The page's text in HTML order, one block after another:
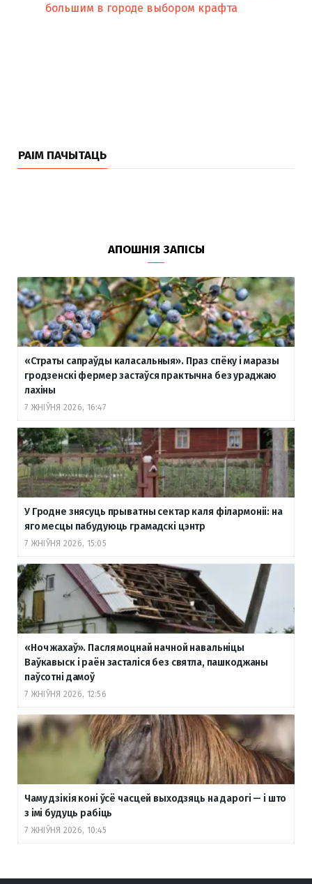
большим в городе выбором крафта
РАІМ ПАЧЫТАЦЬ
АПОШНІЯ ЗАПІСЫ
«Страты сапраўды каласальныя». Праз спёку і маразы
гродзенскі фермер застаўся практычна без ураджаю
лахіны
7 ЖНІЎНЯ 2026, 16:47
У Гродне знясуць прыватны сектар каля філармоніі: на
яго месцы пабудуюць грамадскі цэнтр
7 ЖНІЎНЯ 2026, 15:05
«Ноч жахаў». Пасля моцнай начной навальніцы
Ваўкавыск і раён засталіся без святла, пашкоджаны
паўсотні дамоў
7 ЖНІЎНЯ 2026, 12:56
Чаму дзікія коні ўсё часцей выходзяць на дарогі — і што
з імі будуць рабіць
7 ЖНІЎНЯ 2026, 10:45